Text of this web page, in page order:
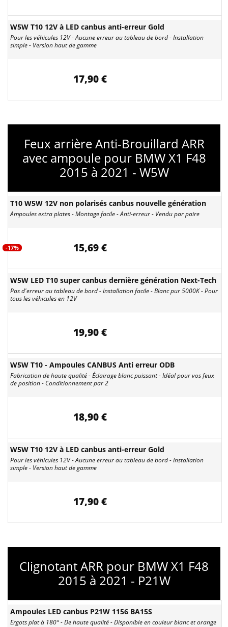
W5W T10 12V à LED canbus anti-erreur Gold
Pour les véhicules 12V - Aucune erreur au tableau de bord - Installation
simple - Version haut de gamme
17,90 €
Feux arrière Anti-Brouillard ARR
avec ampoule pour BMW X1 F48
2015 à 2021 - W5W
T10 W5W 12V non polarisés canbus nouvelle génération
Ampoules extra plates - Montage facile - Anti-erreur - Vendu par paire
-17% 15,69 €
W5W LED T10 super canbus dernière génération Next-Tech
Pas d'erreur au tableau de bord - Installation facile - Blanc pur 5000K - Pour
tous les véhicules en 12V
19,90 €
W5W T10 - Ampoules CANBUS Anti erreur ODB
Fabrication de haute qualité - Éclairage blanc puissant - Idéal pour vos feux
de position - Conditionnement par 2
18,90 €
W5W T10 12V à LED canbus anti-erreur Gold
Pour les véhicules 12V - Aucune erreur au tableau de bord - Installation
simple - Version haut de gamme
17,90 €
Clignotant ARR pour BMW X1 F48
2015 à 2021 - P21W
Ampoules LED canbus P21W 1156 BA15S
Ergots plat à 180° - De haute qualité - Disponible en couleur blanc et orange